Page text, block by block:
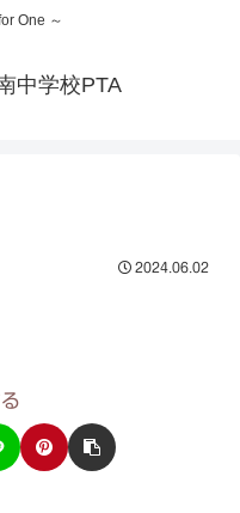
One ～
中学校PTA
2024.06.02